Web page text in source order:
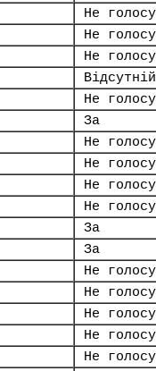
Не
Не
Не
Відсутній
Не
За
Не
Не
Не
Не
За
За
Не
Не
Не
Не
Не